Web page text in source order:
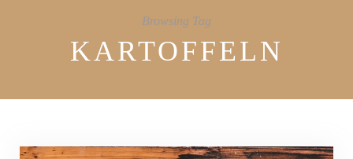
Browsing Tag
KARTOFFELN